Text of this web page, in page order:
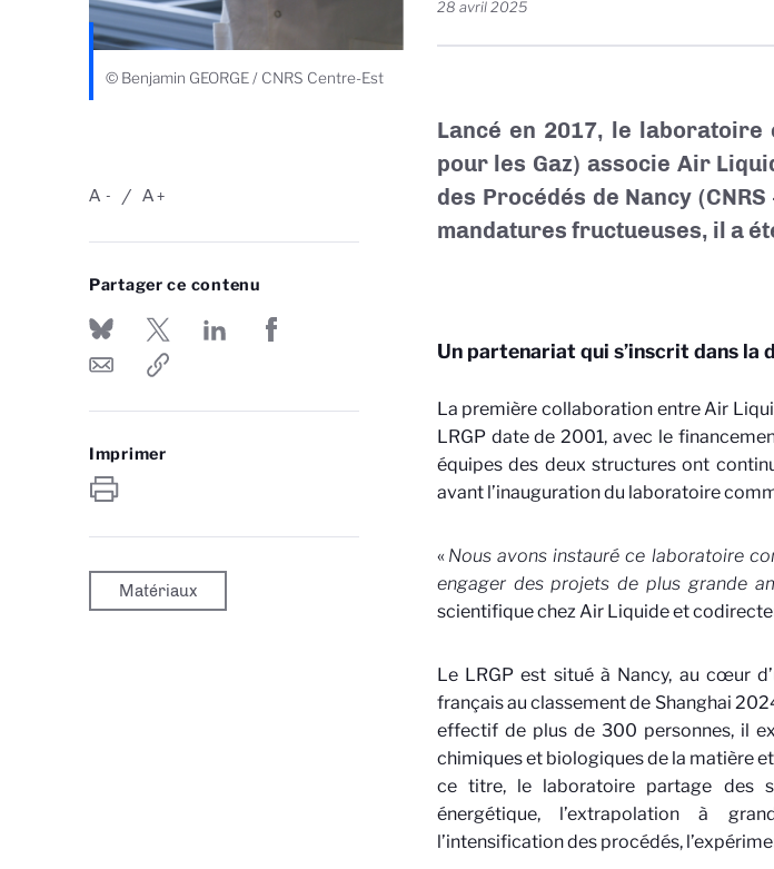
© Benjamin GEORGE / CNRS Centre-Est
-
A +
A
Partager ce contenu
Imprimer
Matériaux
28 avril 2025
Lancé en 2017, le laboratoire
pour les Gaz) associe Air
des Procédés de Nancy
mandatures fructueuses, il a
Un partenariat qui s’inscrit dans la
La première collaboration entre Air
LRGP date de 2001, avec le
équipes des deux structures ont
avant l’inauguration du laboratoire
« Nous avons instauré ce laboratoire
engager des projets de plus grande
scientifique chez Air Liquide et
Le LRGP est situé à Nancy, au cœur
français au classement de Shanghai
effectif de plus de 300 personnes, il
chimiques et biologiques de la matière
ce titre, le laboratoire partage des
énergétique, l’extrapolation à
l’intensification des procédés,